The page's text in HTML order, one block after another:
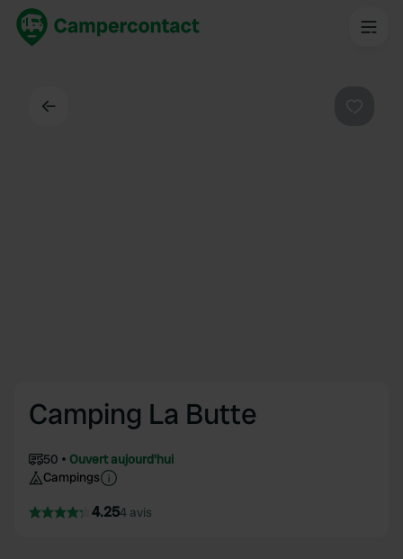
Camping La Butte
50
Ouvert aujourd'hui
Campings
4.254 avis